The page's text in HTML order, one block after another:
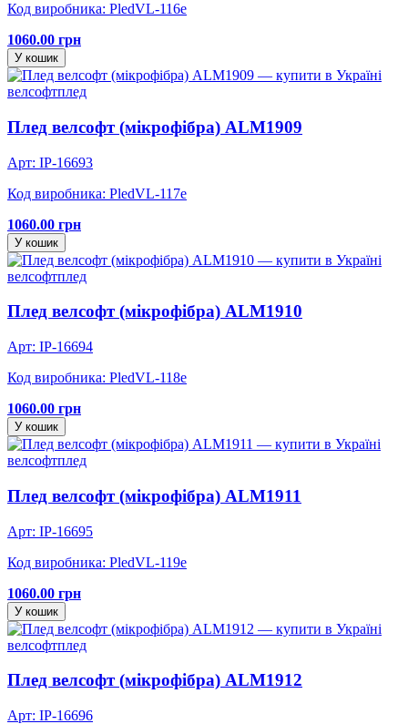
Код виробника: PledVL-116e
1060.00 грн
У кошик
велсофтплед
Плед велсофт (мікрофібра) ALM1909
Арт: IP-16693
Код виробника: PledVL-117e
1060.00 грн
У кошик
велсофтплед
Плед велсофт (мікрофібра) ALM1910
Арт: IP-16694
Код виробника: PledVL-118e
1060.00 грн
У кошик
велсофтплед
Плед велсофт (мікрофібра) ALM1911
Арт: IP-16695
Код виробника: PledVL-119e
1060.00 грн
У кошик
велсофтплед
Плед велсофт (мікрофібра) ALM1912
Арт: IP-16696